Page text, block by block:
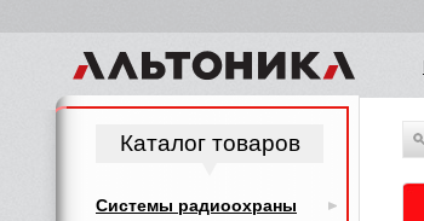
Каталог товаров
Системы радиоохраны